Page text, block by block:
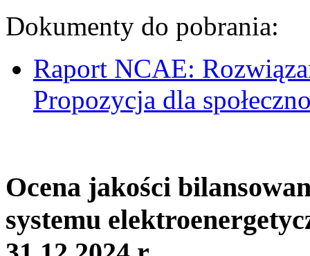
Dokumenty do pobrania:
Raport NCAE:
Propozycja dla
Ocena jakości
systemu